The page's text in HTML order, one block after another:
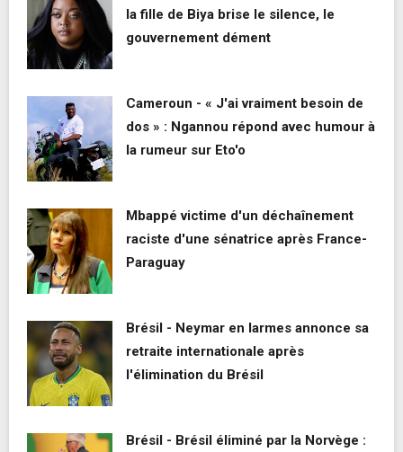
la fille de Biya brise le silence, le
gouvernement dément
Cameroun - « J'ai vraiment besoin de
dos » : Ngannou répond avec humour à
la rumeur sur Eto'o
Mbappé victime d'un déchaînement
raciste d'une sénatrice après France-
Paraguay
Brésil - Neymar en larmes annonce sa
retraite internationale après
l'élimination du Brésil
Brésil - Brésil éliminé par la Norvège :